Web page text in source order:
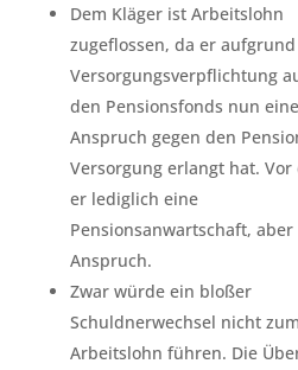
Dem Kläger ist Arbeitslohn
zugeflossen, da er
Versorgungsverpflichtung
den Pensionsfonds nun
Anspruch gegen den
Versorgung erlangt hat.
er lediglich eine
Pensionsanwartschaft,
Anspruch.
Zwar würde ein bloßer
Schuldnerwechsel nicht
Arbeitslohn führen. Die